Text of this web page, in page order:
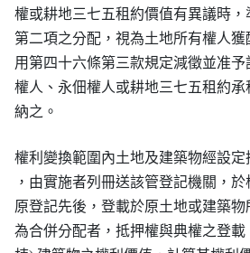
權或耕地三七五租約價值有異議時，
第二項之分配，視為土地所有權人
用第四十六條第三款規定減徵並准
權人、永佃權人或耕地三七五租約
納之。
權利變換範圍內土地及建築物經設
，由實施者列冊送該管登記機關，
原登記先後，登載於原土地或建築
為合併分配者，抵押權與典權之登